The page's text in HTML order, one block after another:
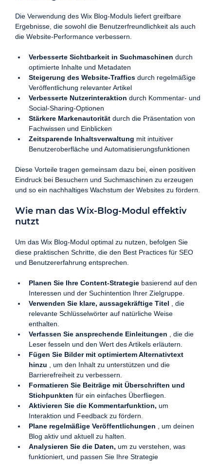
Die Verwendung des Wix Blog-Moduls liefert greifbare
Ergebnisse, die sowohl die Benutzerfreundlichkeit als auch
die Website-Performance verbessern.
Verbesserte Sichtbarkeit in Suchmaschinen durch
optimierte Inhalte und Metadaten
Steigerung des Website-Traffics durch regelmäßige
Veröffentlichung relevanter Artikel
Verbesserte Nutzerinteraktion durch Kommentar- und
Social-Sharing-Optionen
Stärkere Markenautorität durch die Präsentation von
Fachwissen und Einblicken
Zeitsparende Inhaltsverwaltung mit intuitiver
Benutzeroberfläche und Automatisierungsfunktionen
Diese Vorteile tragen gemeinsam dazu bei, einen positiven
Eindruck bei Besuchern und Suchmaschinen zu erzeugen
und so ein nachhaltiges Wachstum der Websites zu fördern.
Wie man das Wix-Blog-Modul effektiv
nutzt
Um das Wix Blog-Modul optimal zu nutzen, befolgen Sie
diese praktischen Schritte, die den Best Practices für SEO
und Benutzererfahrung entsprechen.
Planen Sie Ihre Content-Strategie basierend auf den
Interessen und der Suchintention Ihrer Zielgruppe.
Verwenden Sie klare, aussagekräftige Titel , die
relevante Schlüsselwörter auf natürliche Weise
enthalten.
Verfassen Sie ansprechende Einleitungen , die die
Leser fesseln und den Wert des Artikels erläutern.
Fügen Sie Bilder mit optimiertem Alternativtext
hinzu , um den Inhalt zu unterstützen und die
Barrierefreiheit zu verbessern.
Formatieren Sie Beiträge mit Überschriften und
Stichpunkten für ein einfaches Überfliegen.
Aktivieren Sie die Kommentarfunktion, um
Interaktion und Feedback zu fördern.
Plane regelmäßige Veröffentlichungen , um deinen
Blog aktiv und aktuell zu halten.
Analysieren Sie die Daten, um zu verstehen, was
funktioniert, und passen Sie Ihre Strategie